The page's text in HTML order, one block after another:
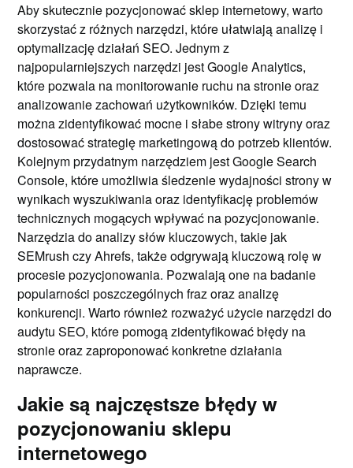
Aby skutecznie pozycjonować sklep internetowy, warto
skorzystać z różnych narzędzi, które ułatwiają analizę i
optymalizację działań SEO. Jednym z
najpopularniejszych narzędzi jest Google Analytics,
które pozwala na monitorowanie ruchu na stronie oraz
analizowanie zachowań użytkowników. Dzięki temu
można zidentyfikować mocne i słabe strony witryny oraz
dostosować strategię marketingową do potrzeb klientów.
Kolejnym przydatnym narzędziem jest Google Search
Console, które umożliwia śledzenie wydajności strony w
wynikach wyszukiwania oraz identyfikację problemów
technicznych mogących wpływać na pozycjonowanie.
Narzędzia do analizy słów kluczowych, takie jak
SEMrush czy Ahrefs, także odgrywają kluczową rolę w
procesie pozycjonowania. Pozwalają one na badanie
popularności poszczególnych fraz oraz analizę
konkurencji. Warto również rozważyć użycie narzędzi do
audytu SEO, które pomogą zidentyfikować błędy na
stronie oraz zaproponować konkretne działania
naprawcze.
Jakie są najczęstsze błędy w
pozycjonowaniu sklepu
internetowego